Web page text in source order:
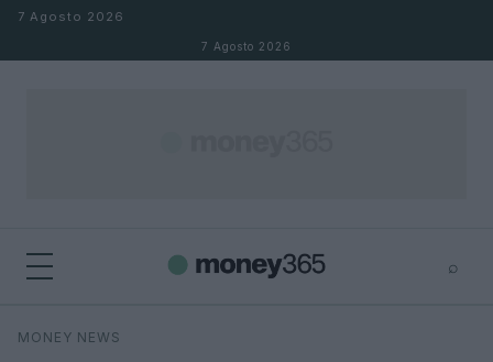
Salta al contenuto
7 Agosto 2026
7 Agosto 2026
⌕
Cerca
MONEY NEWS